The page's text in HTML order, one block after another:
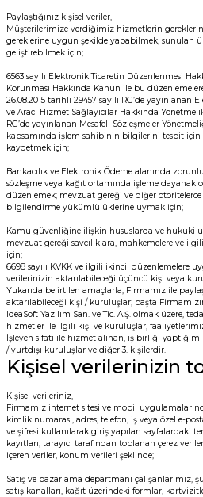
Paylaştığınız kişisel veriler,
Müşterilerimize verdiğimiz hizmetlerin
gereklerine uygun şekilde yapabilmek, sunulan
geliştirebilmek için;
6563 sayılı Elektronik Ticaretin Düzenlenmesi
Korunması Hakkında Kanun ile bu
26.08.2015 tarihli 29457 sayılı RG’de yayınlanan
ve Aracı Hizmet Sağlayıcılar Hakkında
RG’de yayınlanan Mesafeli Sözleşmeler
kapsamında işlem sahibinin bilgilerini tespit
kaydetmek için;
Bankacılık ve Elektronik Ödeme alanında
sözleşme veya kağıt ortamında işleme dayanak
düzenlemek; mevzuat gereği ve diğer
bilgilendirme yükümlülüklerine uymak için;
Kamu güvenliğine ilişkin hususlarda ve hukuki
mevzuat gereği savcılıklara, mahkemelere ve
için;
6698 sayılı KVKK ve ilgili ikincil düzenlemelere
verilerinizin aktarılabileceği üçüncü kişi veya
Yukarıda belirtilen amaçlarla, Firmamız ile
aktarılabileceği kişi / kuruluşlar; başta
IdeaSoft Yazılım San. ve Tic. A.Ş. olmak üzere,
hizmetler ile ilgili kişi ve kuruluşlar,
İşleyen sıfatı ile hizmet alınan, iş birliği
/ yurtdışı kuruluşlar ve diğer 3. kişilerdir.
Kişisel verilerinizin
Kişisel verileriniz,
Firmamız internet sitesi ve mobil
kimlik numarası, adres, telefon, iş veya özel e-
ve şifresi kullanılarak giriş yapılan sayfalardaki
kayıtları, tarayıcı tarafından toplanan çerez
içeren veriler, konum verileri şeklinde;
Satış ve pazarlama departmanı
satış kanalları, kağıt üzerindeki formlar,